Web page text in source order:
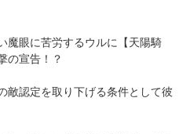
魔眼に苦労するウルに【天陽騎
の宣告！？
敵認定を取り下げる条件として彼